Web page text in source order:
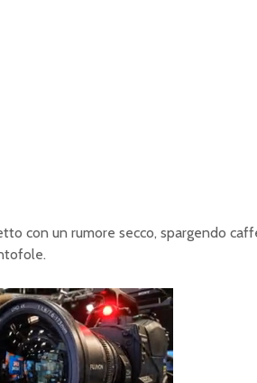
con un rumore secco, spargendo